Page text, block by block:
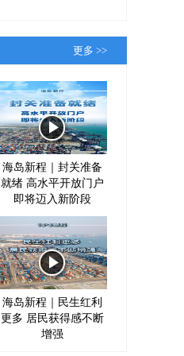
更多 >>
海岛新程｜封关准备
就绪 高水平开放门户
即将迈入新阶段
海岛新程｜民生红利
更多 居民获得感不断
增强